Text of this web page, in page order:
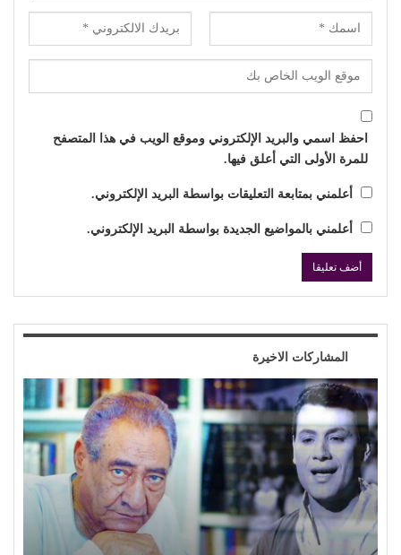
احفظ اسمي والبريد الإلكتروني وموقع الويب في هذا المتصفح
للمرة الأولى التي أعلق فيها.
أعلمني بمتابعة التعليقات بواسطة البريد الإلكتروني.
أعلمني بالمواضيع الجديدة بواسطة البريد الإلكتروني.
المشاركات الاخيرة